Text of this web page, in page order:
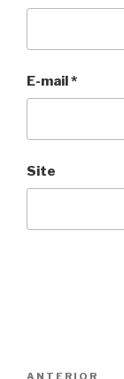
E-mail*
Site
ANTERIOR